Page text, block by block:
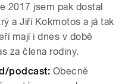
2017 jsem pak dostal
a Jiří Kokmotos a já tak
mají i dnes v době
za člena rodiny.
podcast: Obecně